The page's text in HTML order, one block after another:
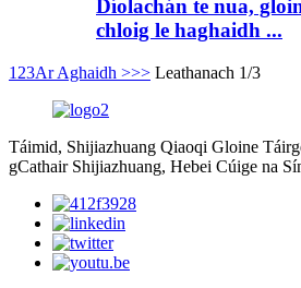
Díolachán te nua,
chloig le haghaidh ...
1 23Ar Aghaidh >>> Leathanach 1/3
Táimid, Shijiazhuang Qiaoqi Gloine
gCathair Shijiazhuang, Hebei Cúige na